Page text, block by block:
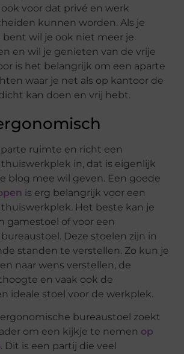
voor dat privé en werk
kunnen worden. Als je
bent wil je ook niet meer je
en wil je genieten van de vrije
is het belangrijk om een aparte
waar je net als op kantoor de
kan doen en vrij hebt.
ruimte en richt een
in, dat is eigenlijk
blog mee wil geven. Een goede
is erg belangrijk voor een
Het beste kan je
gamestoel of voor een
Deze stoelen zijn in
standen te verstellen. Zo kun je
naar wens verstellen, de
en vaak ook de
ideale stoel voor de werkplek.
ergonomische bureaustoel zoekt
om een kijkje te nemen op
. Dit is een partij die veel